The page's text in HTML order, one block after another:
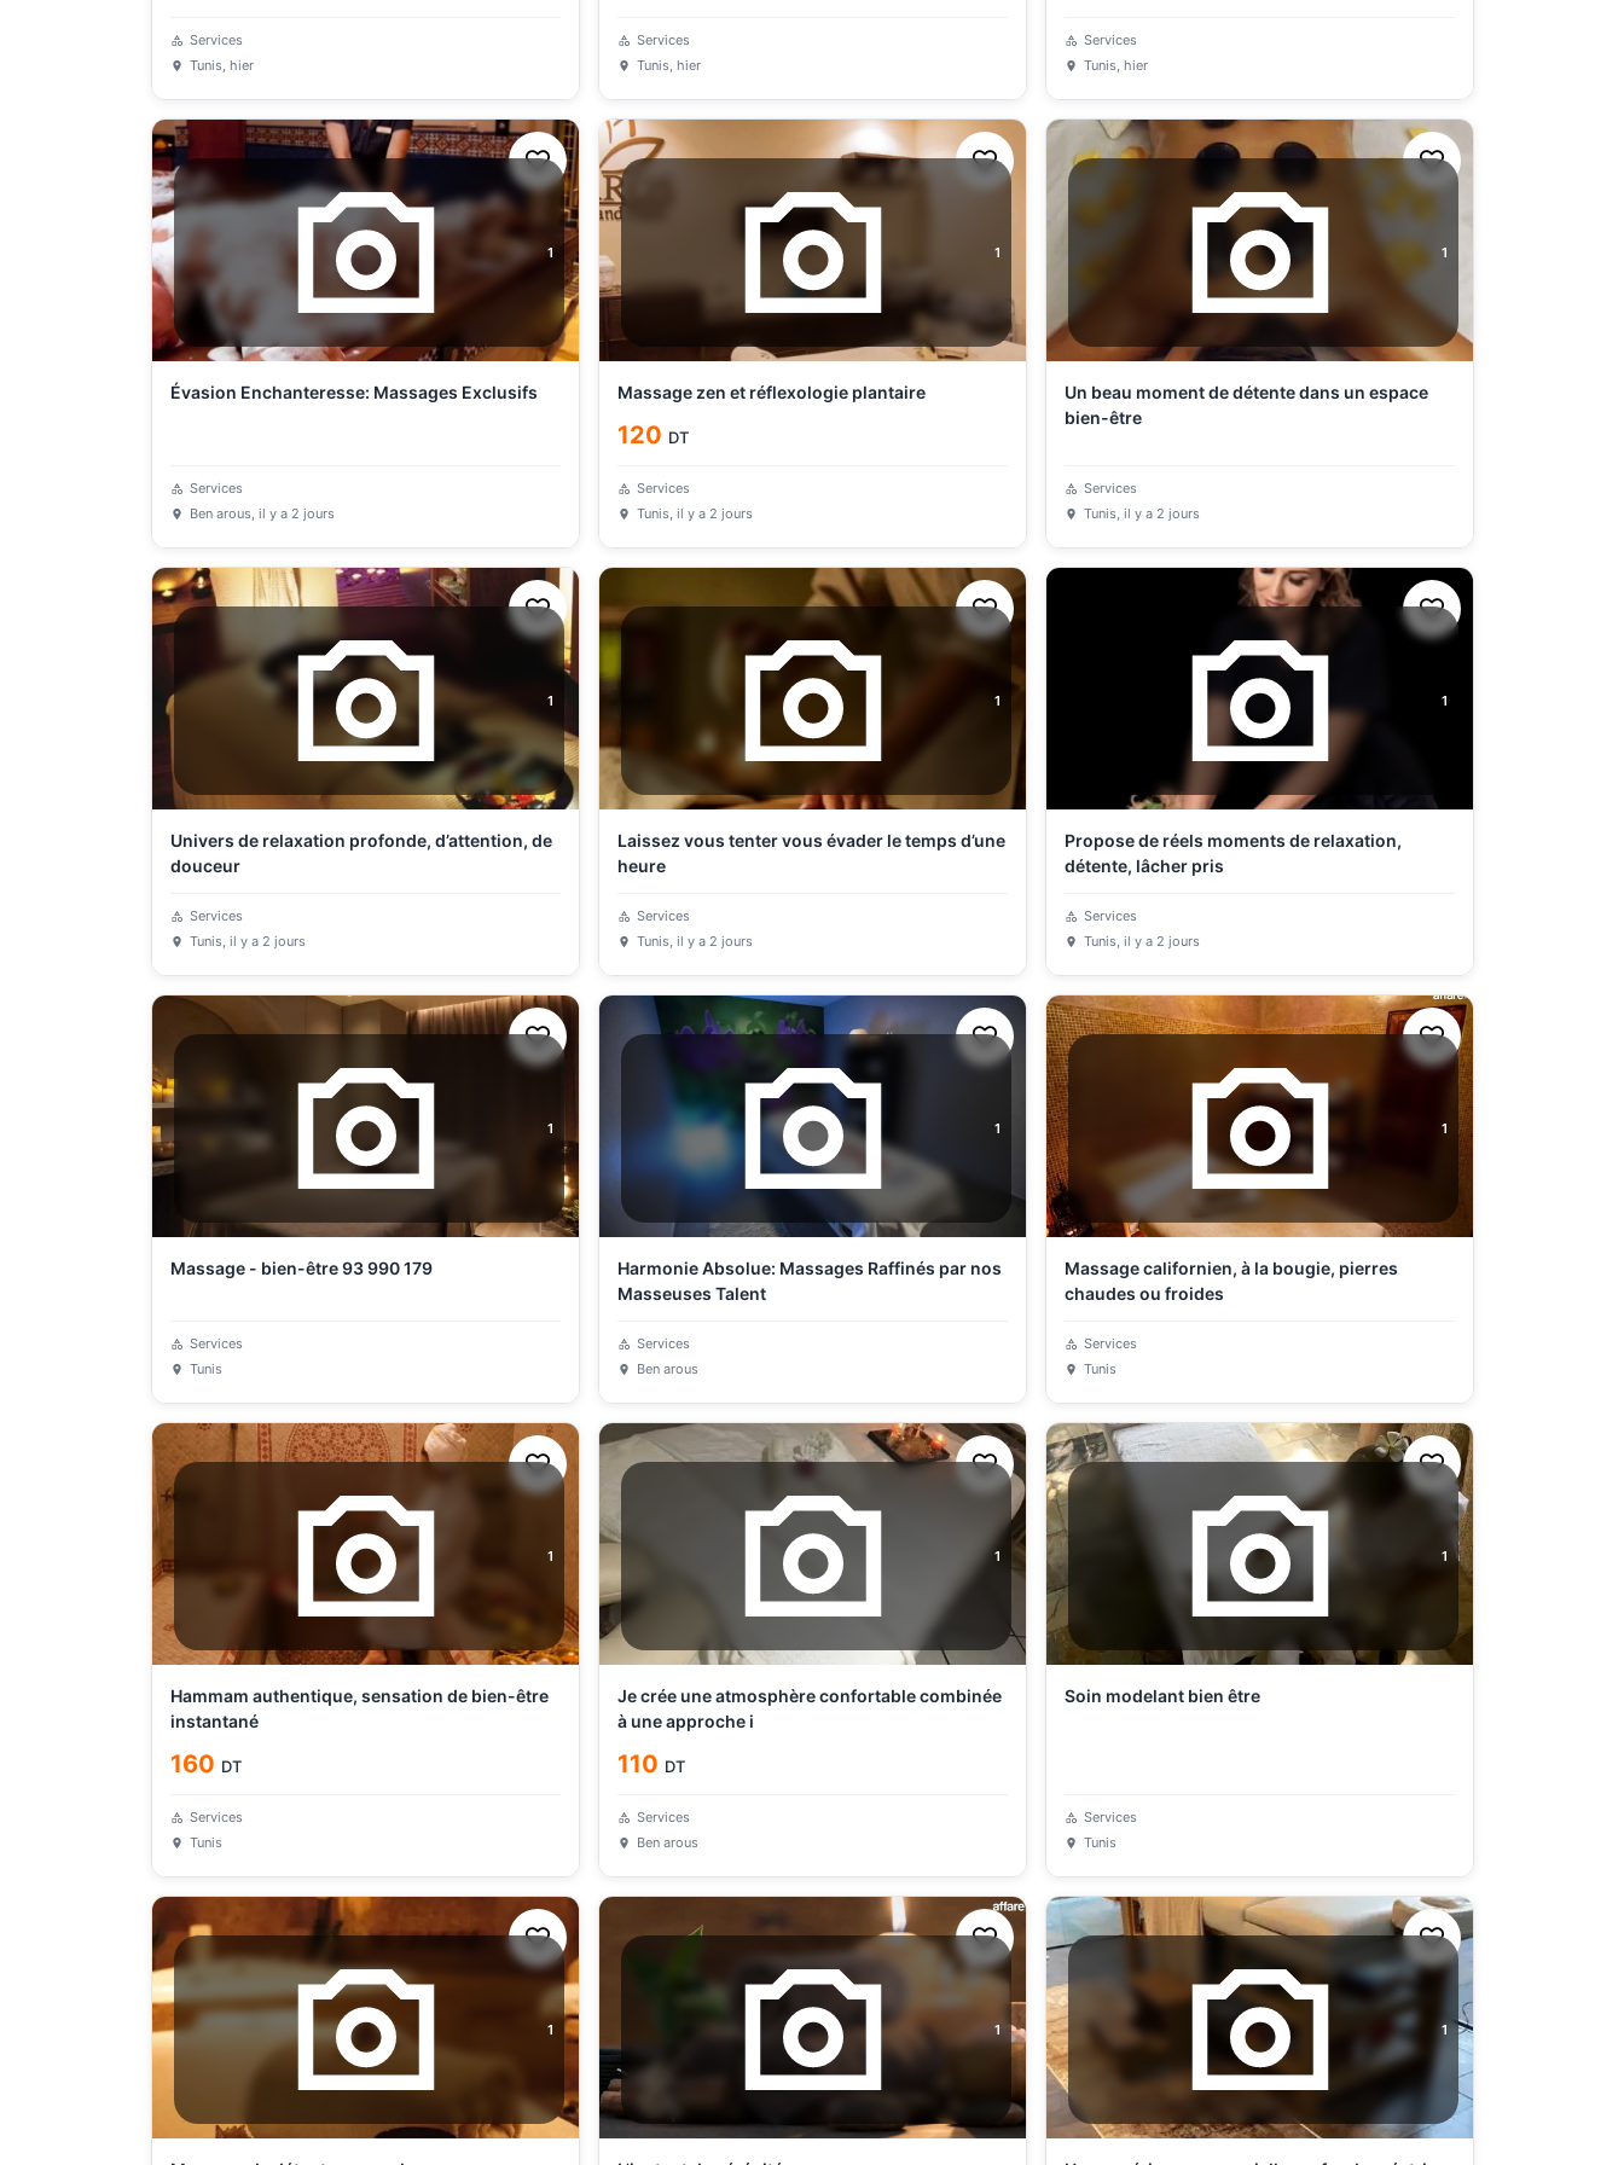
Services
Tunis, hier
Services
Tunis, hier
Services
Tunis, hier
1
Évasion Enchanteresse: Massages Exclusifs
Services
Ben arous, il y a 2 jours
1
Massage zen et réflexologie plantaire
120 DT
Services
Tunis, il y a 2 jours
1
Un beau moment de détente dans un espace
bien-être
Services
Tunis, il y a 2 jours
1
Univers de relaxation profonde, d’attention, de
douceur
Services
Tunis, il y a 2 jours
1
Laissez vous tenter vous évader le temps d’une
heure
Services
Tunis, il y a 2 jours
1
Propose de réels moments de relaxation,
détente, lâcher pris
Services
Tunis, il y a 2 jours
1
Massage - bien-être 93 990 179
Services
Tunis
1
Harmonie Absolue: Massages Raffinés par nos
Masseuses Talent
Services
Ben arous
1
Massage californien, à la bougie, pierres
chaudes ou froides
Services
Tunis
1
Hammam authentique, sensation de bien-être
instantané
160 DT
Services
Tunis
1
Je crée une atmosphère confortable combinée
à une approche i
110 DT
Services
Ben arous
1
Soin modelant bien être
Services
Tunis
1 1 1